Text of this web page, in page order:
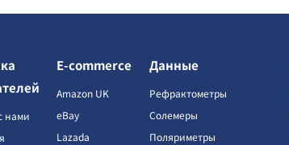
нами
E-commerce
Amazon UK
eBay
Lazada
Данные
Рефрактометры
Солемеры
Поляриметры